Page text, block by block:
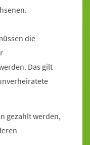
die
Das gilt
gezahlt werden,